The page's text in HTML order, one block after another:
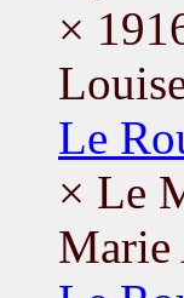
×
Le
× Le
Marie